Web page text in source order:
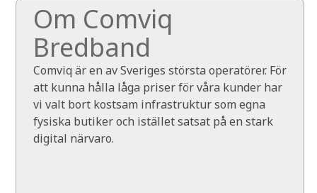
Om Comviq
Bredband
Comviq är en av Sveriges största operatörer. För
att kunna hålla låga priser för våra kunder har
vi valt bort kostsam infrastruktur som egna
fysiska butiker och istället satsat på en stark
digital närvaro.